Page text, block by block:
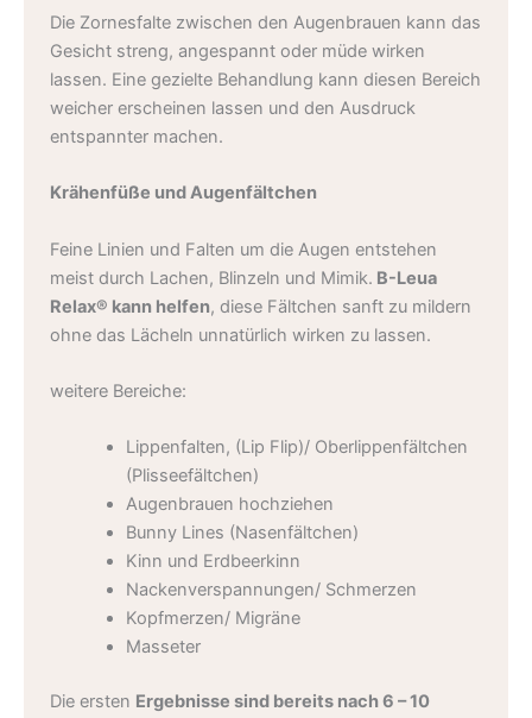
Die Zornesfalte zwischen den Augenbrauen kann das
Gesicht streng, angespannt oder müde wirken
lassen. Eine gezielte Behandlung kann diesen Bereich
weicher erscheinen lassen und den Ausdruck
entspannter machen.
Krähenfüße und Augenfältchen
Feine Linien und Falten um die Augen entstehen
meist durch Lachen, Blinzeln und Mimik. B-Leua
Relax® kann helfen, diese Fältchen sanft zu mildern
ohne das Lächeln unnatürlich wirken zu lassen.
weitere Bereiche:
Lippenfalten, (Lip Flip)/ Oberlippenfältchen
(Plisseefältchen)
Augenbrauen hochziehen
Bunny Lines (Nasenfältchen)
Kinn und Erdbeerkinn
Nackenverspannungen/ Schmerzen
Kopfmerzen/ Migräne
Masseter
Die ersten Ergebnisse sind bereits nach 6 – 10